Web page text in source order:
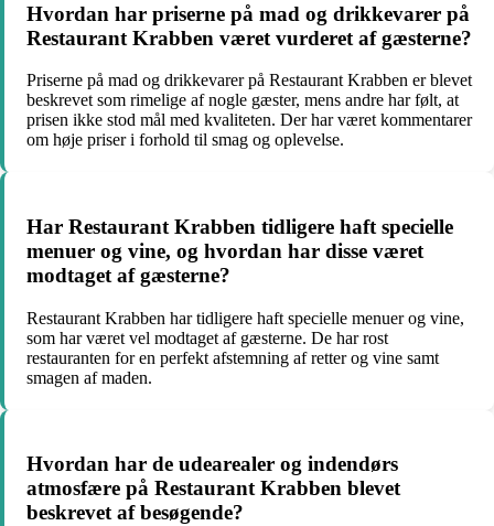
Hvordan har priserne på mad og drikkevarer på
Restaurant Krabben været vurderet af gæsterne?
Priserne på mad og drikkevarer på Restaurant Krabben er blevet
beskrevet som rimelige af nogle gæster, mens andre har følt, at
prisen ikke stod mål med kvaliteten. Der har været kommentarer
om høje priser i forhold til smag og oplevelse.
Har Restaurant Krabben tidligere haft specielle
menuer og vine, og hvordan har disse været
modtaget af gæsterne?
Restaurant Krabben har tidligere haft specielle menuer og vine,
som har været vel modtaget af gæsterne. De har rost
restauranten for en perfekt afstemning af retter og vine samt
smagen af maden.
Hvordan har de udearealer og indendørs
atmosfære på Restaurant Krabben blevet
beskrevet af besøgende?